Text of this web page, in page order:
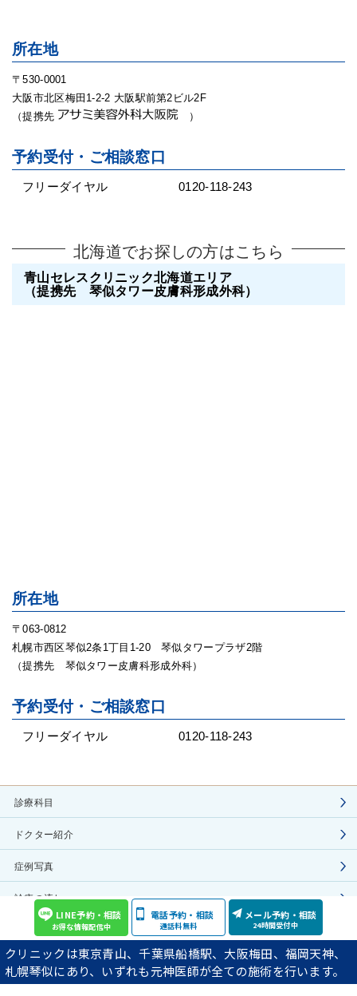
所在地
〒530-0001
大阪市北区梅田1-2-2 大阪駅前第2ビル2F
（提携先
）
予約受付・ご相談窓口
フリーダイヤル 0120-118-243
北海道でお探しの方はこちら
青山セレスクリニック北海道エリア
（提携先 琴似タワー皮膚科形成外科）
所在地
〒063-0812
札幌市西区琴似2条1丁目1-20 琴似タワープラザ2階
（提携先 琴似タワー皮膚科形成外科）
予約受付・ご相談窓口
フリーダイヤル 0120-118-243
診療科目
ドクター紹介
症例写真
診療の流れ
施術費用
院長ブログ
LINE予約・相談
お得な情報配信中
電話予約・相談
通話料無料
メール予約・相談
24時間受付中
クリニックは東京青山、千葉県船橋駅、大阪梅田、福岡天神、
札幌琴似にあり、いずれも元神医師が全ての施術を行います。